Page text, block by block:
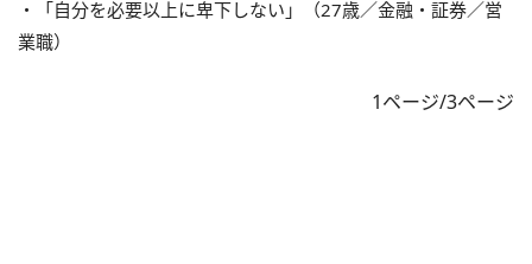
・「自分を必要以上に卑下しない」（27歳／金融・証券／営
業職）
1ページ/3ページ